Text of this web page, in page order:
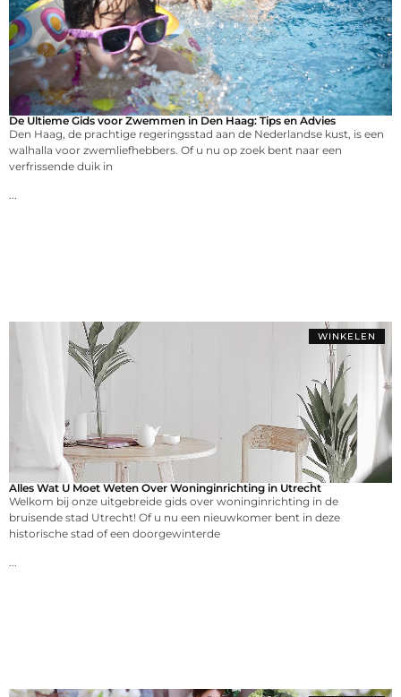
De Ultieme Gids voor Zwemmen in Den Haag: Tips en Advies
Den Haag, de prachtige regeringsstad aan de Nederlandse kust, is een
walhalla voor zwemliefhebbers. Of u nu op zoek bent naar een
verfrissende duik in
...
WINKELEN
Alles Wat U Moet Weten Over Woninginrichting in Utrecht
Welkom bij onze uitgebreide gids over woninginrichting in de
bruisende stad Utrecht! Of u nu een nieuwkomer bent in deze
historische stad of een doorgewinterde
...